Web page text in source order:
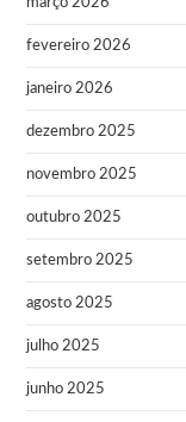
fevereiro 2026
janeiro 2026
dezembro 2025
novembro 2025
outubro 2025
setembro 2025
agosto 2025
julho 2025
junho 2025